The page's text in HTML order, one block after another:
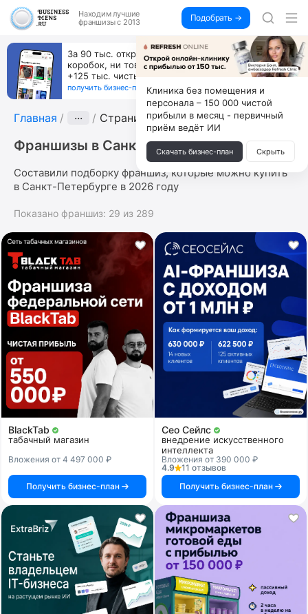
Находим лучшие
франшизы с 2013
Подобрать →
За 90 тыс. открой магазин на Авито, дома ни
коробок, ни товара, ни склада, зато каждый месяц
+125 тыс. чистыми
получить бизнес-план ↓
Главная ··· Страница 2
Франшизы в Санкт-Петербурге
Составили подборку франшиз, которые можно купить
в Санкт-Петербурге в 2026 году
Показано франшиз: 29 из 289
BlackTab
табачный магазин
Вложения от 4 497 000 ₽
Получить бизнес-план
Сео Сейлс
внедрение искусственного
интеллекта
Вложения от 390 000 ₽
4.9
11 отзывов
Получить бизнес-план
Клиника без помещения и
персонала – 150 000 чистой
прибыли в месяц - первичный
приём ведёт ИИ
Скачать бизнес-план Скрыть